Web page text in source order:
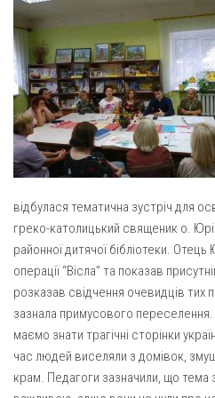
Архистратига
Покрови Пресвятої
Преображенська
Парафія Благовіщення
Золочів)
Парафія Різдва
(Красноград)
Пресвятої Трійці (м.
Всіх Святих
Свято-Юріївська
Архистратига Михаїла
Благовіщення
Введення у храм
Газета Християнський голос
Надруковані числа
Молитви
Галерея
Рух pro-life
відбулася тематична зустріч для
греко-католицький священик о.
районної дитячої бібліотеки. Отець
операції “Вісла” та показав
розказав свідчення очевидців тих
зазнала примусового
маємо знати трагічні сторінки
час людей виселяли з домівок,
крам. Педагоги зазначили, що тема